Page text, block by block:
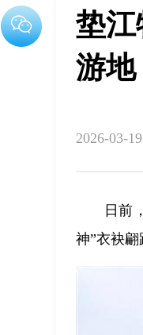
垫江
游地
2026-03-
日前
神”衣袂